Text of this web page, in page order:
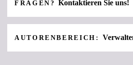
FRAGEN?Kontaktieren Sie uns!
AUTORENBEREICH: